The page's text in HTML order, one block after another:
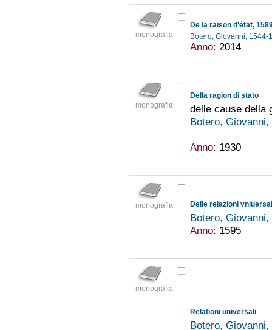
monografia
De la raison d'état,
Botero, Giovanni, 1544-
Anno: 2014
monografia
Della ragion di stato
delle cause della
Botero,
Anno: 1930
monografia Delle relazioni
Botero,
Anno: 1595
monografia
Relationi universali
Botero,